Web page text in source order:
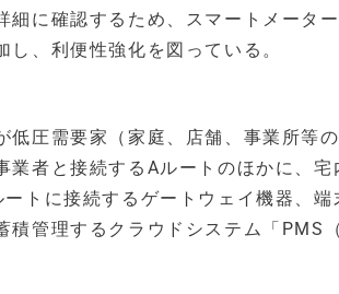
細に確認するため、スマートメータ
、利便性強化を図っている。
低圧需要家（家庭、店舗、事業所等
業者と接続するAルートのほかに、
トに接続するゲートウェイ機器、
積管理するクラウドシステム「